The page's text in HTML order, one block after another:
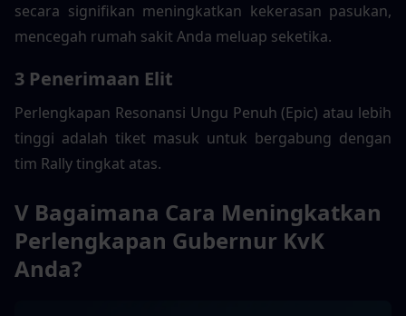
secara signifikan meningkatkan kekerasan pasukan,
mencegah rumah sakit Anda meluap seketika.
3 Penerimaan Elit
Perlengkapan Resonansi Ungu Penuh (Epic) atau lebih
tinggi adalah tiket masuk untuk bergabung dengan
tim Rally tingkat atas.
V Bagaimana Cara Meningkatkan
Perlengkapan Gubernur KvK
Anda?